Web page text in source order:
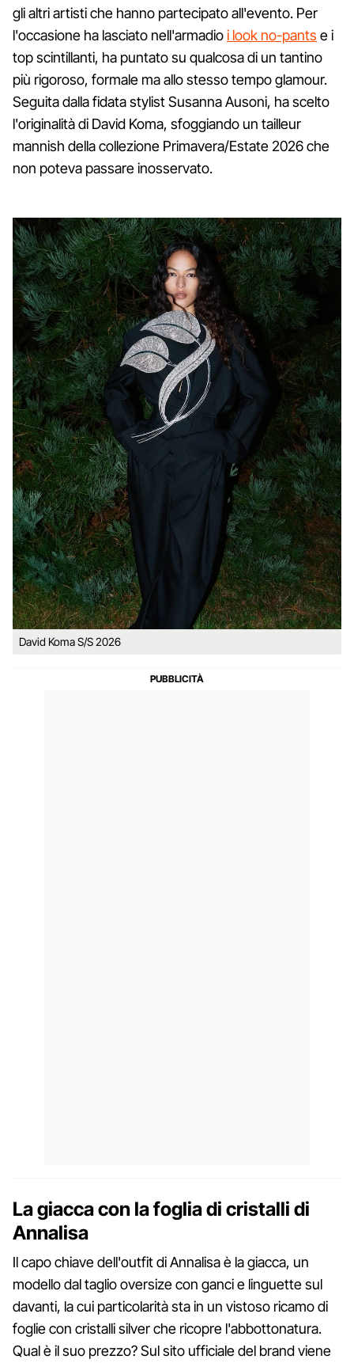
gli altri artisti che hanno partecipato all'evento. Per
l'occasione ha lasciato nell'armadioi look no-pants e i
top scintillanti, ha puntato su qualcosa di un tantino
più rigoroso, formale ma allo stesso tempo glamour.
Seguita dalla fidata stylist Susanna Ausoni, ha scelto
l'originalità di David Koma, sfoggiando un tailleur
mannish della collezione Primavera/Estate 2026 che
non poteva passare inosservato.
David Koma S/S 2026
La giacca con la foglia di cristalli di
Annalisa
Il capo chiave dell'outfit di Annalisa è la giacca, un
modello dal taglio oversize con ganci e linguette sul
davanti, la cui particolarità sta in un vistoso ricamo di
foglie con cristalli silver che ricopre l'abbottonatura.
Qual è il suo prezzo? Sul sito ufficiale del brand viene